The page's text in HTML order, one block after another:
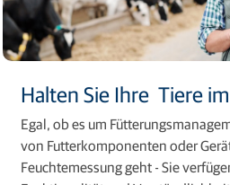
Halten Sie Ihre Tiere
Egal, ob es um
von Futterkomponenten oder
Feuchtemessung geht - Sie